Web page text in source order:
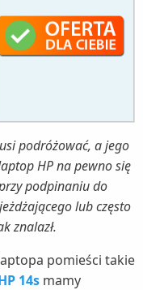
podróżować, a jego
HP na pewno się
podpinaniu do
lub często
znalazł.
pomieści takie
14s mamy